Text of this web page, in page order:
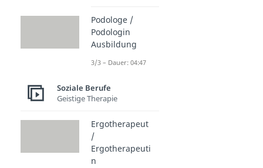
Podologe /
Podologin
Ausbildung
3/3 – Dauer: 04:47
Soziale Berufe
Geistige Therapie
Ergotherapeut
/
Ergotherapeuti
n